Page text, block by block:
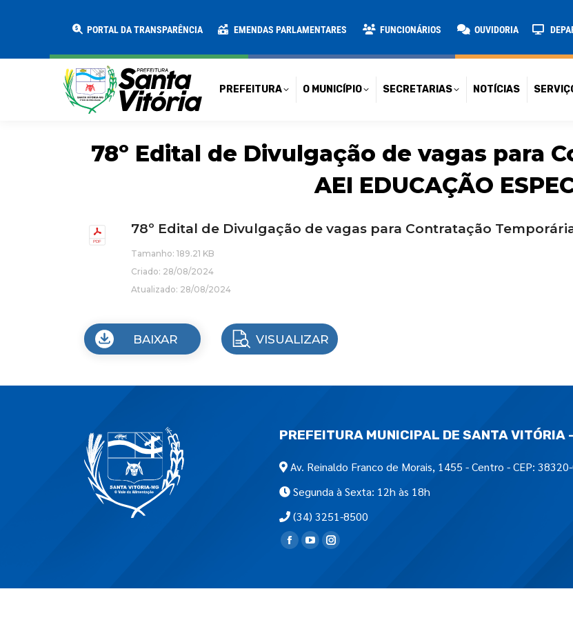
PORTAL DA TRANSPARÊNCIA EMENDAS PARLAMENTARES FUNCIONÁRIOS OUVIDORIA
PREFEITURA O MUNICÍPIO SECRETARIAS NOTÍCIAS
78º Edital de Divulgação de vagas para
AEI EDUCAÇÃO
78º Edital de Divulgação de vagas para Contratação Temporária
Tamanho: 189.21 KB
Criado: 28/08/2024
Atualizado: 28/08/2024
BAIXAR VISUALIZAR
PREFEITURA MUNICIPAL DE SANTA VITÓRIA
Av. Reinaldo Franco de Morais, 1455 - Centro - CEP:
Segunda à Sexta: 12h às 18h
(34) 3251-8500
Encontre-nos em: